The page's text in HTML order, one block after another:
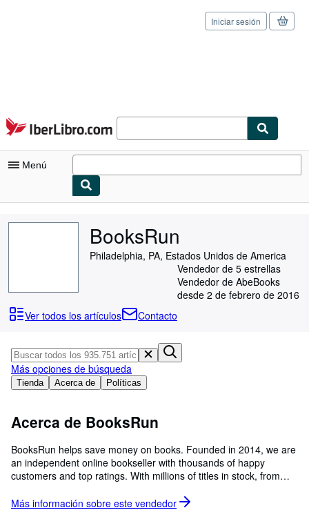
Pasar al contenido principal
IberLibro.com
Iniciar sesión
Menú
Consultar mis pedidos
Colecciones
Arte y coleccionismo
Vendedores
Ayuda
CERRAR
BooksRun
Philadelphia, PA, Estados Unidos de America
Vendedor de 5 estrellas
Vendedor de AbeBooks
desde 2 de febrero de 2016
Ver todos los artículos
Contacto
Tienda Acerca de Políticas
Más opciones de búsqueda
Acerca de BooksRun
BooksRun helps save money on books. Founded in 2014, we are
an independent online bookseller with thousands of happy
customers and top ratings. With millions of titles in stock, from
90% below the list price. We ship all orders the same day or the
Más información sobre este vendedor